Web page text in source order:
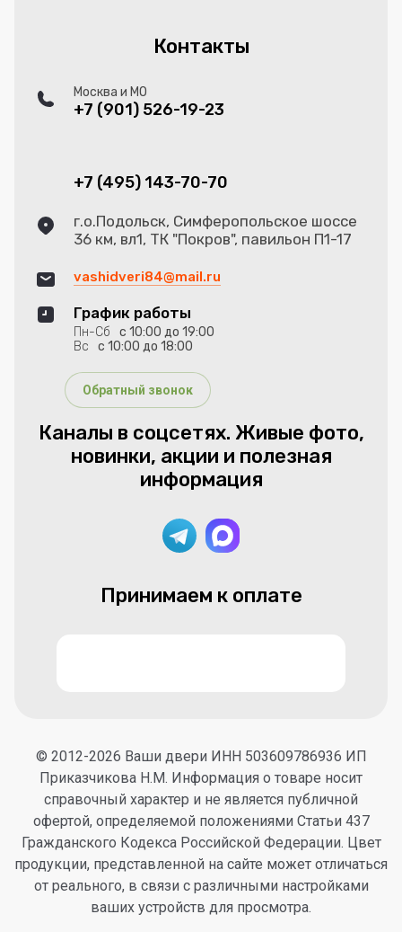
Контакты
Москва и МО
+7 (901) 526-19-23
+7 (495) 143-70-70
г.о.Подольск, Симферопольское шоссе
36 км, вл1, ТК "Покров", павильон П1-17
vashidveri84@mail.ru
График работы
Пн-Сб
с 10:00 до 19:00
Вс
с 10:00 до 18:00
Обратный звонок
Каналы в соцсетях. Живые фото,
новинки, акции и полезная
информация
Принимаем к оплате
© 2012-2026 Ваши двери ИНН 503609786936 ИП
Приказчикова Н.М. Информация о товаре носит
справочный характер и не является публичной
офертой, определяемой положениями Статьи 437
Гражданского Кодекса Российской Федерации. Цвет
продукции, представленной на сайте может отличаться
от реального, в связи с различными настройками
ваших устройств для просмотра.